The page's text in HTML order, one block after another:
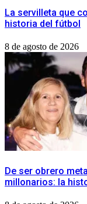
La servilleta que
historia del fútbol
8 de agosto de 2026
De ser obrero
millonarios: la